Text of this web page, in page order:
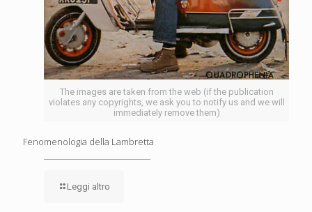
The images are taken from the web (if the publication
violates any copyrights, we ask you to notify us and we will
immediately remove them)
Fenomenologia della Lambretta
Leggi altro